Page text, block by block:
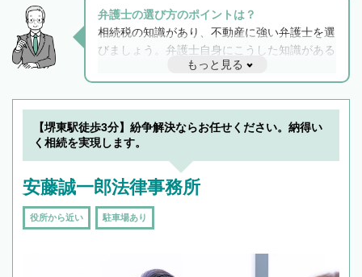
弁護士の選び方のポイントは？
相続税の知識があり、不動産に強い弁護士を選
びましょう。弁護士自身にこうした知識がある
と他士業との連携もスムーズに進み、トラブル
解決のみならず相続をトータルで任せることが
できます。また、相続は感情がからむ分野なの
でフィーリングも重要です。実際に電話や面談
で複数の弁護士と会話をしてウマが合う方に依
もっと見る
【堺東駅徒歩3分】紛争解決ならお任せください。納得い
く相続を実現します。
安藤誠一郎法律事務所
役所から近い 駐車場あり